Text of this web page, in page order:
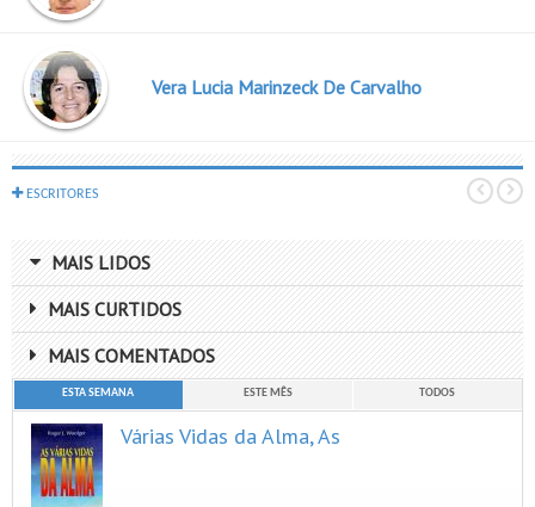
Vera Lucia Marinzeck De Carvalho
ESCRITORES
MAIS LIDOS
MAIS CURTIDOS
MAIS COMENTADOS
ESTA SEMANA ESTE MÊS TODOS
Várias Vidas da Alma, As